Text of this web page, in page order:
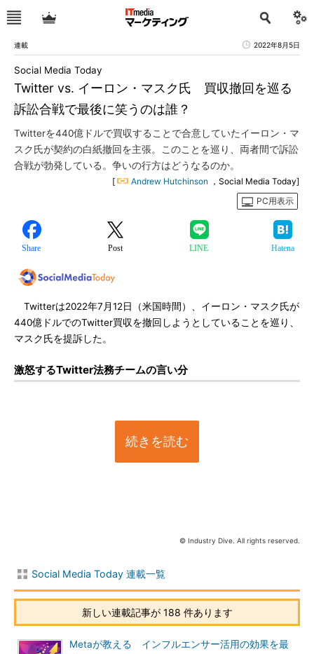
連載 2022年8月5日
Twitter vs. イーロン・マスク氏 買収撤回を巡る
訴訟合戦で最後に笑うのは誰？
Social Media Today
Twitterを440億ドルで買収することで合意していたイーロン・マ
スク氏が契約の白紙撤回を主張。このことを巡り、両者間で訴訟
合戦が勃発している。争いの行方はどうなるのか。
[ Andrew Hutchinson ，Social Media Today]
PC用表示
Share Post LINE Hatena
Twitterは2022年7月12日（米国時間）、イーロン・マスク氏が
440億ドルでのTwitter買収を撤回しようとしていることを巡り、
マスク氏を提訴した。
激怒するTwitter法務チームの言い分
続きを読む
© Industry Dive. All rights reserved.
Social Media Today 連載一覧
新しい連載記事が 188 件あります
Metaが教える インフルエンサー活用の効果を最